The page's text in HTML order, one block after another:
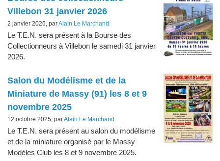
Villebon 31 janvier 2026
2 janvier 2026, parAlain Le Marchand
Le T.E.N. sera présent à la Bourse des
Collectionneurs à Villebon le samedi 31 janvier
2026.
Salon du Modélisme et de la
Miniature de Massy (91) les 8 et 9
novembre 2025
12 octobre 2025, parAlain Le Marchand
Le T.E.N. sera présent au salon du modélisme
et de la miniature organisé par le Massy
Modèles Club les 8 et 9 novembre 2025.